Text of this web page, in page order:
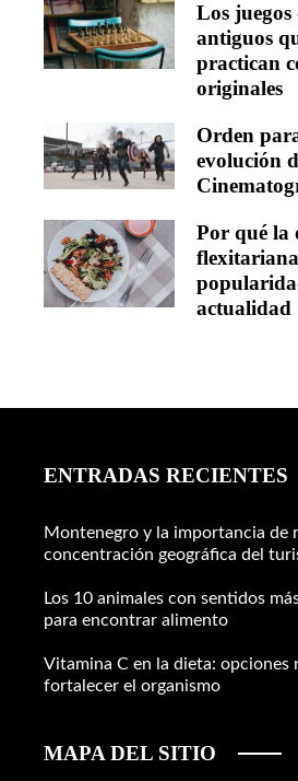
Los juegos
antiguos
practican
originales
Orden
evolución
Por qué la
actualidad
ENTRADAS RECIENTES
Montenegro y la importancia de
concentración geográfica del
Los 10 animales con sentidos
para encontrar alimento
Vitamina C en la dieta: opciones
fortalecer el organismo
MAPA DEL SITIO